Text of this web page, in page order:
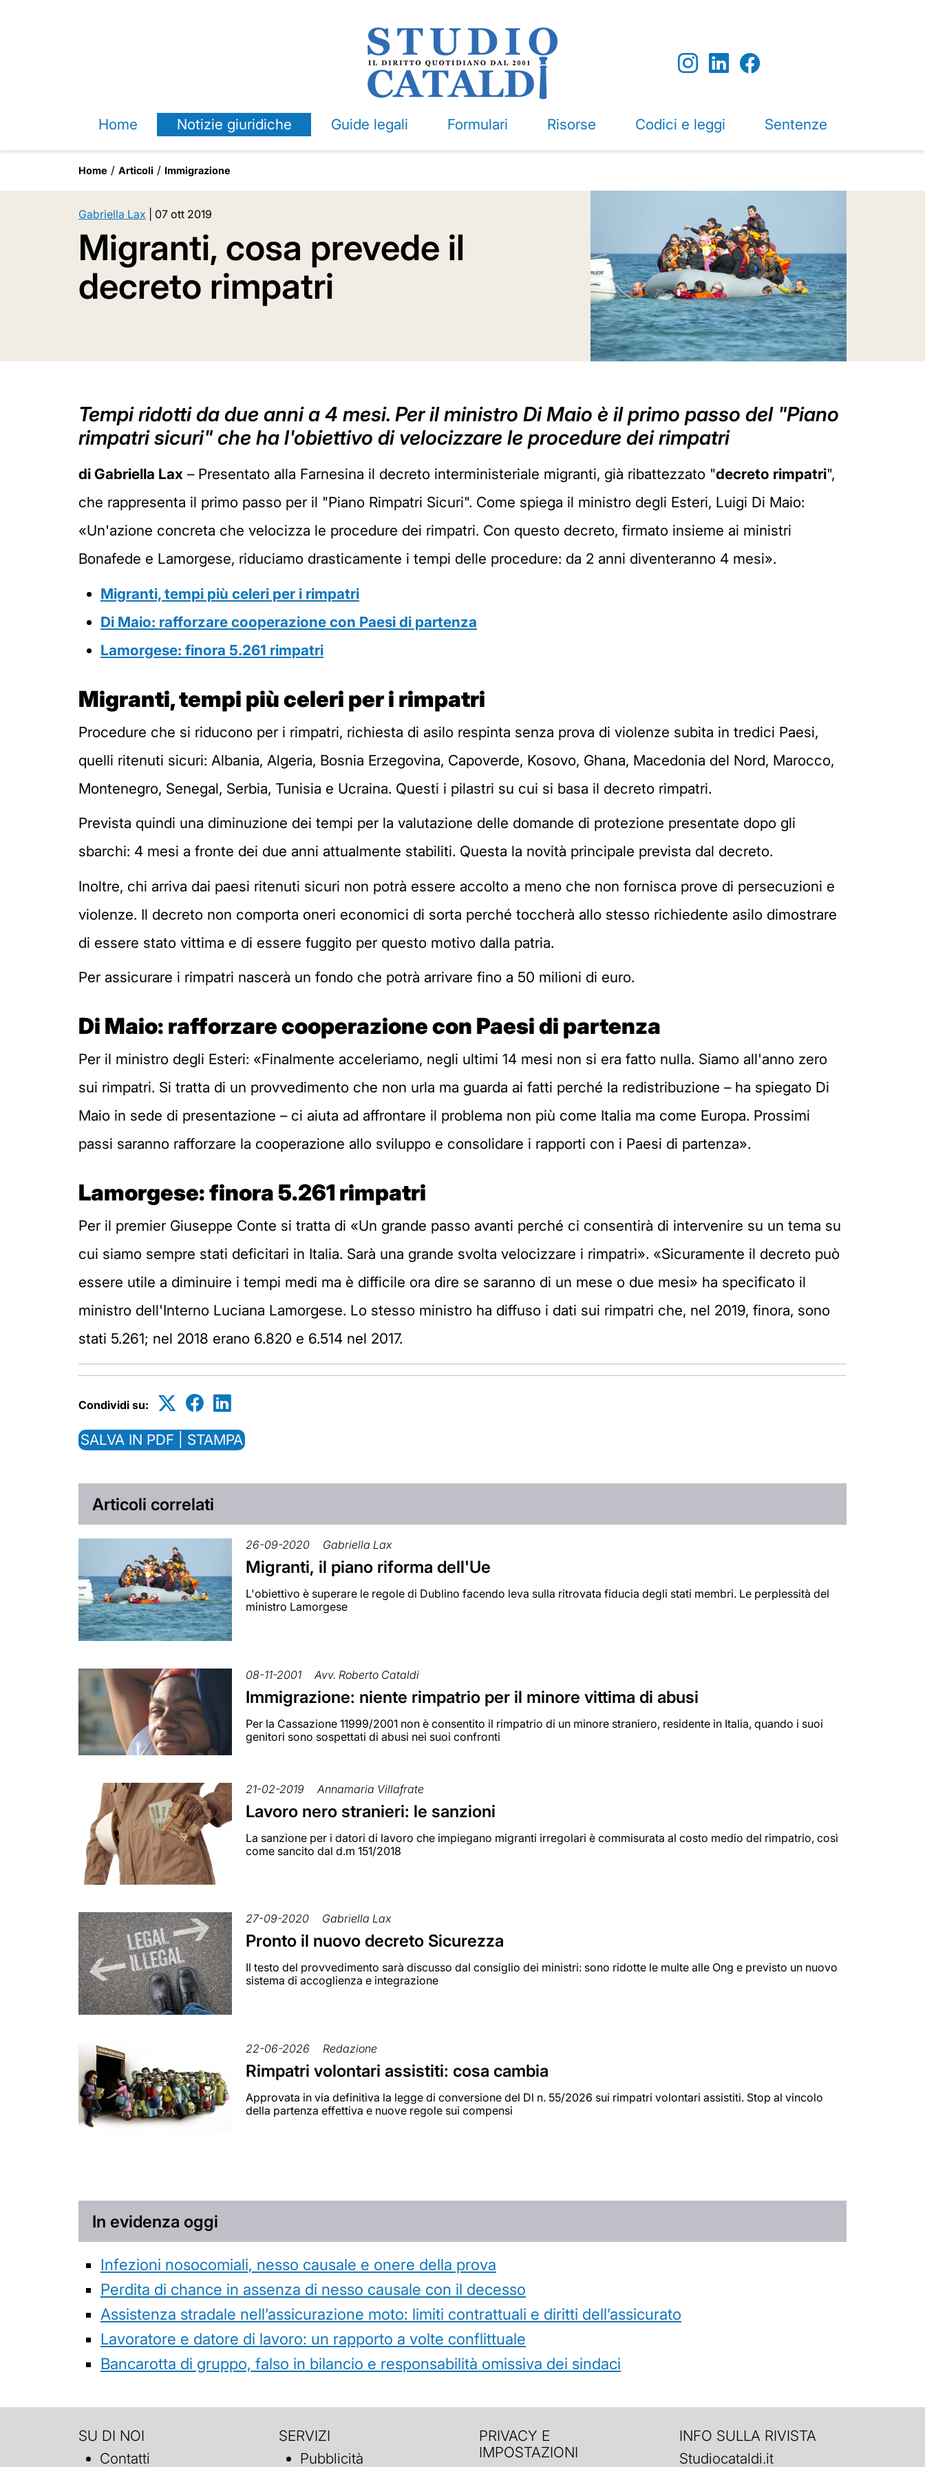
Home Notizie giuridiche Guide legali Formulari Risorse Codici e leggi Sentenze
Home Articoli Immigrazione
Gabriella Lax 07 ott 2019
Migranti, cosa prevede il
decreto rimpatri
Tempi ridotti da due anni a 4 mesi. Per il ministro Di Maio è il primo passo del "Piano
rimpatri sicuri" che ha l'obiettivo di velocizzare le procedure dei rimpatri
di Gabriella Lax – Presentato alla Farnesina il decreto interministeriale migranti, già ribattezzato "decreto rimpatri",
che rappresenta il primo passo per il "Piano Rimpatri Sicuri". Come spiega il ministro degli Esteri, Luigi Di Maio:
«Un'azione concreta che velocizza le procedure dei rimpatri. Con questo decreto, firmato insieme ai ministri
Bonafede e Lamorgese, riduciamo drasticamente i tempi delle procedure: da 2 anni diventeranno 4 mesi».
Migranti, tempi più celeri per i rimpatri
Di Maio: rafforzare cooperazione con Paesi di partenza
Lamorgese: finora 5.261 rimpatri
Migranti, tempi più celeri per i rimpatri
Procedure che si riducono per i rimpatri, richiesta di asilo respinta senza prova di violenze subita in tredici Paesi,
quelli ritenuti sicuri: Albania, Algeria, Bosnia Erzegovina, Capoverde, Kosovo, Ghana, Macedonia del Nord, Marocco,
Montenegro, Senegal, Serbia, Tunisia e Ucraina. Questi i pilastri su cui si basa il decreto rimpatri.
Prevista quindi una diminuzione dei tempi per la valutazione delle domande di protezione presentate dopo gli
sbarchi: 4 mesi a fronte dei due anni attualmente stabiliti. Questa la novità principale prevista dal decreto.
Inoltre, chi arriva dai paesi ritenuti sicuri non potrà essere accolto a meno che non fornisca prove di persecuzioni e
violenze. Il decreto non comporta oneri economici di sorta perché toccherà allo stesso richiedente asilo dimostrare
di essere stato vittima e di essere fuggito per questo motivo dalla patria.
Per assicurare i rimpatri nascerà un fondo che potrà arrivare fino a 50 milioni di euro.
Di Maio: rafforzare cooperazione con Paesi di partenza
Per il ministro degli Esteri: «Finalmente acceleriamo, negli ultimi 14 mesi non si era fatto nulla. Siamo all'anno zero
sui rimpatri. Si tratta di un provvedimento che non urla ma guarda ai fatti perché la redistribuzione – ha spiegato Di
Maio in sede di presentazione – ci aiuta ad affrontare il problema non più come Italia ma come Europa. Prossimi
passi saranno rafforzare la cooperazione allo sviluppo e consolidare i rapporti con i Paesi di partenza».
Lamorgese: finora 5.261 rimpatri
Per il premier Giuseppe Conte si tratta di «Un grande passo avanti perché ci consentirà di intervenire su un tema su
cui siamo sempre stati deficitari in Italia. Sarà una grande svolta velocizzare i rimpatri». «Sicuramente il decreto può
essere utile a diminuire i tempi medi ma è difficile ora dire se saranno di un mese o due mesi» ha specificato il
ministro dell'Interno Luciana Lamorgese. Lo stesso ministro ha diffuso i dati sui rimpatri che, nel 2019, finora, sono
stati 5.261; nel 2018 erano 6.820 e 6.514 nel 2017.
Condividi su:
SALVA IN PDF | STAMPA
Articoli correlati
26-09-2020 Gabriella Lax
Migranti, il piano riforma dell'Ue
L'obiettivo è superare le regole di Dublino facendo leva sulla ritrovata fiducia degli stati membri. Le perplessità del
ministro Lamorgese
08-11-2001 Avv. Roberto Cataldi
Immigrazione: niente rimpatrio per il minore vittima di abusi
Per la Cassazione 11999/2001 non è consentito il rimpatrio di un minore straniero, residente in Italia, quando i suoi
genitori sono sospettati di abusi nei suoi confronti
21-02-2019 Annamaria Villafrate
Lavoro nero stranieri: le sanzioni
La sanzione per i datori di lavoro che impiegano migranti irregolari è commisurata al costo medio del rimpatrio, così
come sancito dal d.m 151/2018
27-09-2020 Gabriella Lax
Pronto il nuovo decreto Sicurezza
Il testo del provvedimento sarà discusso dal consiglio dei ministri: sono ridotte le multe alle Ong e previsto un nuovo
sistema di accoglienza e integrazione
22-06-2026 Redazione
Rimpatri volontari assistiti: cosa cambia
Approvata in via definitiva la legge di conversione del Dl n. 55/2026 sui rimpatri volontari assistiti. Stop al vincolo
della partenza effettiva e nuove regole sui compensi
In evidenza oggi
Infezioni nosocomiali, nesso causale e onere della prova
Perdita di chance in assenza di nesso causale con il decesso
Assistenza stradale nell’assicurazione moto: limiti contrattuali e diritti dell’assicurato
Lavoratore e datore di lavoro: un rapporto a volte conflittuale
Bancarotta di gruppo, falso in bilancio e responsabilità omissiva dei sindaci
SU DI NOI
Contatti
SERVIZI
Pubblicità
PRIVACY E
IMPOSTAZIONI
INFO SULLA RIVISTA
Studiocataldi.it